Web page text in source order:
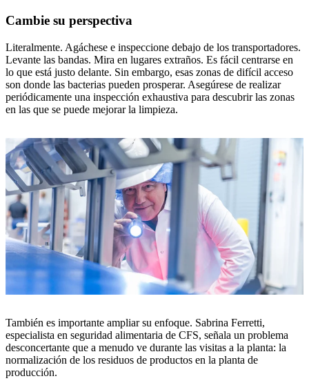
Cambie su perspectiva
Literalmente. Agáchese e inspeccione debajo de los transportadores.
Levante las bandas. Mira en lugares extraños. Es fácil centrarse en
lo que está justo delante. Sin embargo, esas zonas de difícil acceso
son donde las bacterias pueden prosperar. Asegúrese de realizar
periódicamente una inspección exhaustiva para descubrir las zonas
en las que se puede mejorar la limpieza.
También es importante ampliar su enfoque. Sabrina Ferretti,
especialista en seguridad alimentaria de CFS, señala un problema
desconcertante que a menudo ve durante las visitas a la planta: la
normalización de los residuos de productos en la planta de
producción.